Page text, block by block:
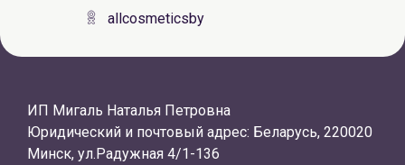
allcosmeticsby
ИП Мигаль Наталья Петровна
Юридический и почтовый адрес: Беларусь, 220020
Минск, ул.Радужная 4/1-136